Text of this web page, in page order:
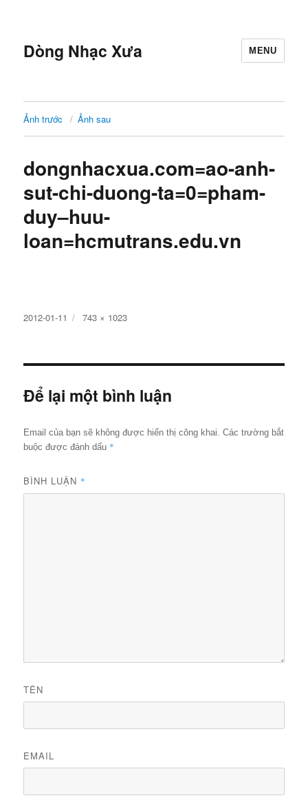
Dòng Nhạc Xưa MENU
Ảnh trước Ảnh sau
dongnhacxua.com=ao-anh-
sut-chi-duong-ta=0=pham-
duy–huu-
loan=hcmutrans.edu.vn
Đăng
2012-01-11
Kích
đủ
743 × 1023
Để lại một bình luận
Email của bạn sẽ không được hiển thị công khai. Các trường bắt
buộc được đánh dấu *
BÌNH LUẬN *
TÊN
EMAIL